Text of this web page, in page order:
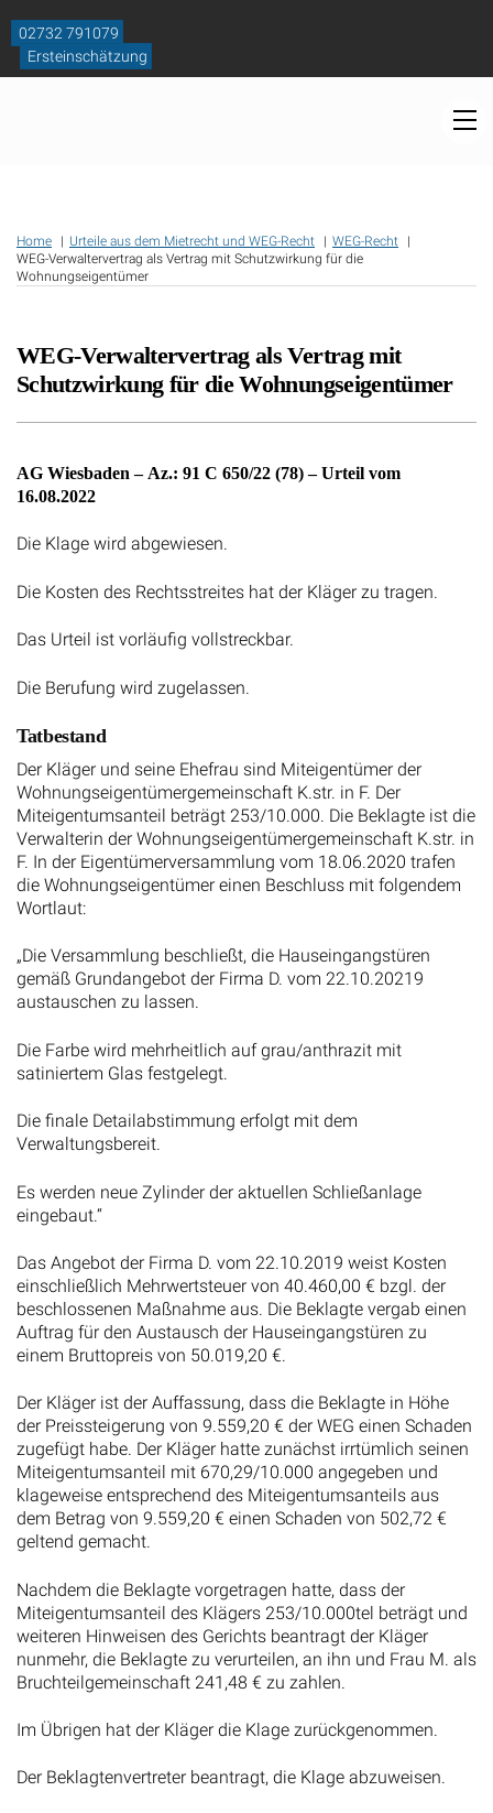
content
02732 791079
Ersteinschätzung
Home Urteile aus dem Mietrecht und WEG-Recht
WEG-Recht
WEG-Verwaltervertrag als Vertrag mit Schutzwirkung für die
Wohnungseigentümer
WEG-Verwaltervertrag als Vertrag mit
Schutzwirkung für die Wohnungseigentümer
AG Wiesbaden – Az.: 91 C 650/22 (78) – Urteil vom
16.08.2022
Die Klage wird abgewiesen.
Die Kosten des Rechtsstreites hat der Kläger zu tragen.
Das Urteil ist vorläufig vollstreckbar.
Die Berufung wird zugelassen.
Tatbestand
Der Kläger und seine Ehefrau sind Miteigentümer der
Wohnungseigentümergemeinschaft K.str. in F. Der
Miteigentumsanteil beträgt 253/10.000. Die Beklagte ist die
Verwalterin der Wohnungseigentümergemeinschaft K.str. in
F. In der Eigentümerversammlung vom 18.06.2020 trafen
die Wohnungseigentümer einen Beschluss mit folgendem
Wortlaut:
„Die Versammlung beschließt, die Hauseingangstüren
gemäß Grundangebot der Firma D. vom 22.10.20219
austauschen zu lassen.
Die Farbe wird mehrheitlich auf grau/anthrazit mit
satiniertem Glas festgelegt.
Die finale Detailabstimmung erfolgt mit dem
Verwaltungsbereit.
Es werden neue Zylinder der aktuellen Schließanlage
eingebaut.“
Das Angebot der Firma D. vom 22.10.2019 weist Kosten
einschließlich Mehrwertsteuer von 40.460,00 € bzgl. der
beschlossenen Maßnahme aus. Die Beklagte vergab einen
Auftrag für den Austausch der Hauseingangstüren zu
einem Bruttopreis von 50.019,20 €.
Der Kläger ist der Auffassung, dass die Beklagte in Höhe
der Preissteigerung von 9.559,20 € der WEG einen Schaden
zugefügt habe. Der Kläger hatte zunächst irrtümlich seinen
Miteigentumsanteil mit 670,29/10.000 angegeben und
klageweise entsprechend des Miteigentumsanteils aus
dem Betrag von 9.559,20 € einen Schaden von 502,72 €
geltend gemacht.
Nachdem die Beklagte vorgetragen hatte, dass der
Miteigentumsanteil des Klägers 253/10.000tel beträgt und
weiteren Hinweisen des Gerichts beantragt der Kläger
nunmehr, die Beklagte zu verurteilen, an ihn und Frau M. als
Bruchteilgemeinschaft 241,48 € zu zahlen.
Im Übrigen hat der Kläger die Klage zurückgenommen.
Der Beklagtenvertreter beantragt, die Klage abzuweisen.